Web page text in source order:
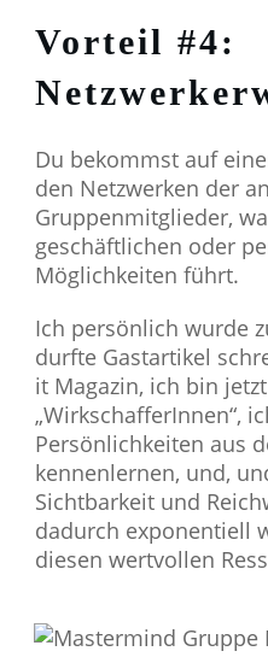
Vorteil #4:
Du bekommst auf
den Netzwerken der
Gruppenmitglieder,
geschäftlichen oder
Möglichkeiten führt.
Ich persönlich wurde
durfte Gastartikel
it Magazin, ich bin
„WirkschafferInnen“,
Persönlichkeiten aus
kennenlernen, und,
Sichtbarkeit und
dadurch exponentiell
diesen wertvollen